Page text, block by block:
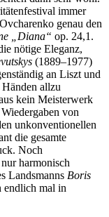
immer
genau den
„Diana“ op. 24,1.
nötige Eleganz,
(1889–1977)
an Liszt und
allzu
kein Meisterwerk
von
unkonventionellen
die gesamte
Noch
harmonisch
Landsmanns Boris
endlich mal in